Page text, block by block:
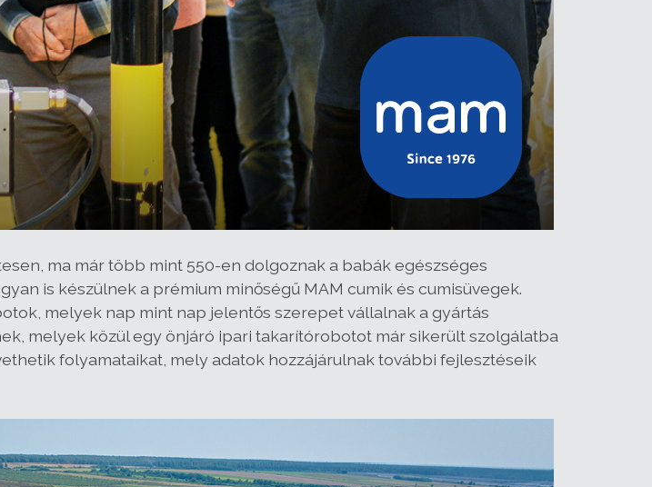
ma már több mint 550-en dolgoznak a babák egészséges
is készülnek a prémium minőségű MAM cumik és cumisüvegek.
melyek nap mint nap jelentős szerepet vállalnak a gyártás
melyek közül egy önjáró ipari takarítórobotot már sikerült szolgálatba
folyamataikat, mely adatok hozzájárulnak további fejlesztéseik